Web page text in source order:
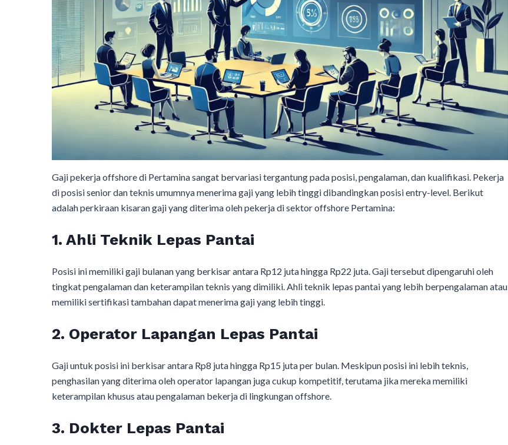
Gaji pekerja offshore di Pertamina sangat bervariasi tergantung pada posisi, pengalaman, dan kualifikasi. Pekerja
di posisi senior dan teknis umumnya menerima gaji yang lebih tinggi dibandingkan posisi entry-level. Berikut
adalah perkiraan kisaran gaji yang diterima oleh pekerja di sektor offshore Pertamina:
1. Ahli Teknik Lepas Pantai
Posisi ini memiliki gaji bulanan yang berkisar antara Rp12 juta hingga Rp22 juta. Gaji tersebut dipengaruhi oleh
tingkat pengalaman dan keterampilan teknis yang dimiliki. Ahli teknik lepas pantai yang lebih berpengalaman atau
memiliki sertifikasi tambahan dapat menerima gaji yang lebih tinggi.
2. Operator Lapangan Lepas Pantai
Gaji untuk posisi ini berkisar antara Rp8 juta hingga Rp15 juta per bulan. Meskipun posisi ini lebih teknis,
penghasilan yang diterima oleh operator lapangan juga cukup kompetitif, terutama jika mereka memiliki
keterampilan khusus atau pengalaman bekerja di lingkungan offshore.
3. Dokter Lepas Pantai